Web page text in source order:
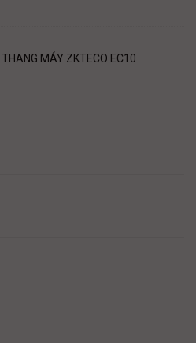
MÁY ZKTECO EC10